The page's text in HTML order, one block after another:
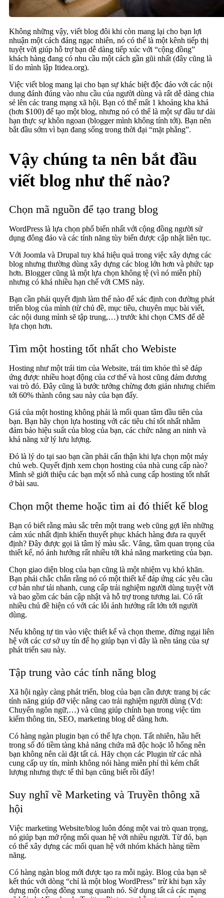
Không những vậy, viết blog đôi khi còn mang lại cho bạn lợi
nhuận một cách đáng ngạc nhiên, nó có thể là một kênh tiếp thị
tuyệt vời giúp hỗ trợ bạn dễ dàng tiếp xúc với “cộng đồng”
khách hàng đang có nhu cầu một cách gần gũi nhất (đây cũng là
lí do mình lập Itidea.org).
Việc viết blog mang lại cho bạn sự khác biệt độc đáo với các nội
dung đánh đúng vào nhu cầu của người dùng và rất dễ dàng chia
sẻ lên các trang mạng xã hội. Bạn có thể mất 1 khoảng kha khá
(hơn $100) để tạo một blog, nhưng nó có thể là một sự đầu tư dài
hạn thực sự khôn ngoan (blogger mình không tính tới). Bạn nên
bắt đầu sớm vì bạn đang sống trong thời đại “mặt phẳng”.
Vậy chúng ta nên bắt đầu
viết blog như thế nào?
Chọn mã nguồn để tạo trang blog
WordPress là lựa chọn phổ biến nhất với cộng đồng người sử
dụng đông đảo và các tính năng tùy biến được cập nhật liên tục.
Với Joomla và Drupal tuy khá hiệu quả trong việc xây dựng các
blog nhưng thường dùng xây dựng các blog lớn hơn và phức tạp
hơn. Blogger cũng là một lựa chọn không tệ (vì nó miễn phí)
nhưng có khá nhiều hạn chế với CMS này.
Bạn cần phải quyết định làm thế nào để xác định con đường phát
triển blog của mình (từ chủ đề, mục tiêu, chuyên mục bài viết,
các nội dung mình sẽ tập trung,…) trước khi chọn CMS để dễ
lựa chọn hơn.
Tìm một hosting tốt nhất cho Webiste
Hosting như một trái tim của Website, trái tim khỏe thì sẽ đáp
ứng được nhiều hoạt động của cơ thể và host cũng đảm đương
vai trò đó. Đây cũng là bước tưởng chừng đơn giản nhưng chiếm
tới 60% thành công sau này của bạn đấy.
Giá của một hosting không phải là mối quan tâm đầu tiên của
bạn. Bạn hãy chọn lựa hosting với các tiêu chí tốt nhất nhằm
đảm bảo hiệu suất của blog của bạn, các chức năng an ninh và
khả năng xử lý lưu lượng.
Đó là lý do tại sao bạn cần phải cẩn thận khi lựa chọn một máy
chủ web. Quyết định xem chọn hosting của nhà cung cấp nào?
Mình sẽ giới thiệu các bạn một số nhà cung cấp hosting tốt nhất
ở bài sau.
Chọn một theme hoặc tìm ai đó thiết kế blog
Bạn có biết rằng màu sắc trên một trang web cũng gợi lên những
cảm xúc nhất định khiến thuyết phục khách hàng đưa ra quyết
định? Đây được gọi là tâm lý màu sắc. Vâng, tầm quan trọng của
thiết kế, nó ảnh hưởng rất nhiều tới khả năng marketing của bạn.
Chọn giao diện blog của bạn cũng là một nhiệm vụ khó khăn.
Bạn phải chắc chắn rằng nó có một thiết kế đáp ứng các yêu cầu
cơ bản như tải nhanh, cung cấp trải nghiệm người dùng tuyệt vời
và bao gồm các bản cập nhật và hỗ trợ trong tương lai. Có rất
nhiều chủ đề hiện có với các lỗi ảnh hưởng rất lớn tới người
dùng.
Nếu không tự tin vào việc thiết kế và chọn theme, đừng ngại liên
hệ với các cơ sở uy tín để họ giúp bạn vì đây là nền tảng của sự
phát triển sau này.
Tập trung vào các tính năng blog
Xã hội ngày càng phát triển, blog của bạn cần được trang bị các
tính năng giúp đỡ việc nâng cao trải nghiệm người dùng (Vd:
Chuyển ngôn ngữ,…) và cũng giúp chính bạn trong việc tìm
kiếm thông tin, SEO, marketing blog dễ dàng hơn.
Có hàng ngàn plugin bạn có thể lựa chọn. Tất nhiên, hầu hết
trong số đó tiềm tàng khả năng chứa mã độc hoặc lỗ hổng nên
bạn không nên cài đặt tất cả. Hãy chọn các Plugin từ các nhà
cung cấp uy tín, mình không nói hàng miễn phí thì kém chất
lượng nhưng thực tế thì bạn cũng biết rồi đấy!
Suy nghĩ về Marketing và Truyền thông xã
hội
Việc marketing Website/blog luôn đóng một vai trò quan trọng,
nó giúp bạn mở rộng mối quan hệ với nhiều người. Từ đó, bạn
có thể xây dựng các mối quan hệ với nhóm khách hàng tiềm
năng.
Có hàng ngàn blog mới được tạo ra mỗi ngày. Blog của bạn sẽ
kết thúc với dòng “chỉ là một blog WordPress” trừ khi bạn xây
dựng một cộng đồng xung quanh nó. Sử dụng tất cả các mạng